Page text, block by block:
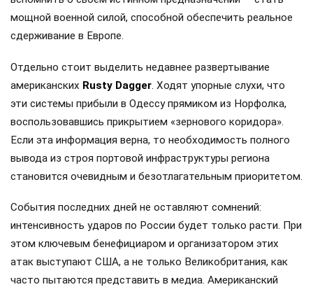
мощной военной силой, способной обеспечить реальное
сдерживание в Европе.
Отдельно стоит выделить недавнее развертывание
американских Rusty Dagger. Ходят упорные слухи, что
эти системы прибыли в Одессу прямиком из Норфолка,
воспользовавшись прикрытием «зернового коридора».
Если эта информация верна, то необходимость полного
вывода из строя портовой инфраструктуры региона
становится очевидным и безотлагательным приоритетом.
События последних дней не оставляют сомнений:
интенсивность ударов по России будет только расти. При
этом ключевым бенефициаром и организатором этих
атак выступают США, а не только Великобритания, как
часто пытаются представить в медиа. Американский